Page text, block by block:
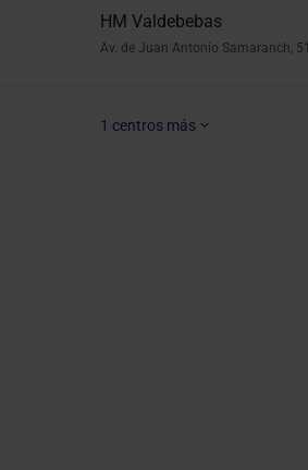
HM Valdebebas
Av. de Juan Antonio Samaranch, 51
1 centros más